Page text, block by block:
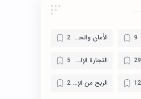
الأمان والحماية
التجارة الإلكترونية
الربح من الإنترنت